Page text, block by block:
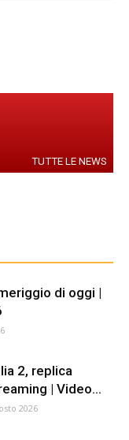
TUTTE LE NEWS
di oggi |
2, replica
| Video...
2026